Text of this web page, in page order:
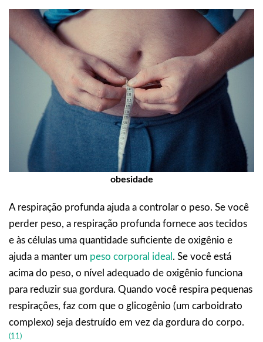
obesidade
A respiração profunda ajuda a controlar o peso. Se você
perder peso, a respiração profunda fornece aos tecidos
e às células uma quantidade suficiente de oxigênio e
ajuda a manter um peso corporal ideal . Se você está
acima do peso, o nível adequado de oxigênio funciona
para reduzir sua gordura. Quando você respira pequenas
respirações, faz com que o glicogênio (um carboidrato
complexo) seja destruído em vez da gordura do corpo.
(11)